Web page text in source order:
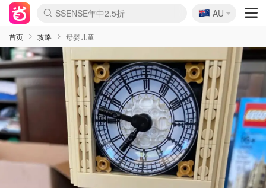
lululemon折扣上新
Sasa美妆护肤3.5折
SSENSE年中2.5折
FreshBeauty好价汇总
Cettire降价+叠9折
WWS Coles超市实拍
viagogo二手票捡漏
Myer超级周末
The Outnet奢牌1折起
David Jones 3折起
Flannels大牌1折
Perfumes Club护肤1折
AMIRO面罩$251
Amazon折扣汇总
eToro入金$200送$50
Amazon数码好物
ICONIC本周7.5折
ThedoubleF高奢地板价
Moose Knuckles 6折
丝芙兰5折起
EUFY摄像头$98
Selenichast首饰2折
Trip机票酒店促销
YSL送5件彩妆礼
Amazon家居好物
Amazon美妆护肤
雅漾大喷$8
过敏原检测盒$33
伊索独家赠50ml沐浴露
科颜氏高保湿面霜$29
SEALIFE海洋馆门票6折
丝塔芙大白罐$16
订阅Newsletter送香薰
Cult Beauty 6.8折
Harrods圣诞日历$525
LN-CC奢牌私促3折
d'Alba空姐喷雾$16
EVE LOM套装£56
Bernardelli独家4折
Adore Beauty 6折起
CT圣诞日历
Mytheresa奢品2.7折
Luxury Escapes 9折
Currentbody美容仪$881
MOON Garden Live
Roborock扫地机$649
Tingo Life水杯$24
Valentino官网5折
CR洗护套装$23
修丽可4件套$159
Myer彩妆2件7折
GANNI官网4.5折
Stylevana韩妆4折
Tessabit高奢8.5折
OGX洗发水$11
Amazon阿德莱德次日达
卡诗8.5折+赠礼
Philips Hue灯具8折
🇦🇺
AU
首页 攻略 母婴儿童